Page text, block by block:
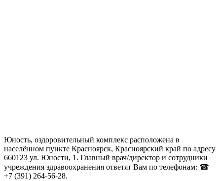
Юность, оздоровительный комплекс расположена в
населённом пункте Красноярск, Красноярский край по адресу
660123 ул. Юности, 1. Главный врач/директор и сотрудники
учреждения здравоохранения ответят Вам по телефонам: ☎
+7 (391) 264-56-28.